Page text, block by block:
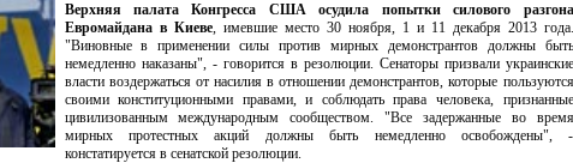
Верхняя палата Конгресса США осудила попытки силового разгона
Евромайдана в Киеве, имевшие место 30 ноября, 1 и 11 декабря 2013 года.
"Виновные в применении силы против мирных демонстрантов должны быть
немедленно наказаны", - говорится в резолюции. Сенаторы призвали украинские
власти воздержаться от насилия в отношении демонстрантов, которые пользуются
своими конституционными правами, и соблюдать права человека, признанные
цивилизованным международным сообществом. "Все задержанные во время
мирных протестных акций должны быть немедленно освобождены", -
констатируется в сенатской резолюции.